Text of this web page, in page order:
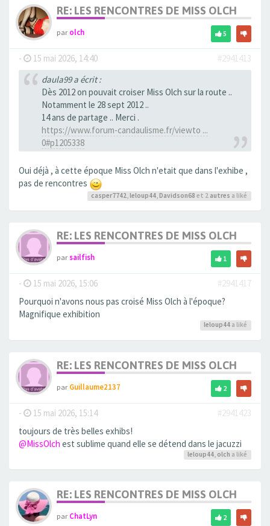
RE: LES RENCONTRES DE MISS OLCH
parolch 5
- 15 mai 2026, 14:40
#2941413
daula99 a écrit :
Dès 2012 on pouvait croiser Miss Olch sur la route ..
Notamment le 28 sept 2012 ..
14 ans de partage .. Merci .
https://www.forum-candaulisme.fr/viewto ...
0#p1205338
Oui déjà , à cette époque Miss Olch n'etait que dans l'exhibe ,
pas de rencontres
casper7742 leloup44 Davidson68 et 2 autres a liké
RE: LES RENCONTRES DE MISS OLCH
parsailfish 1
- 15 mai 2026, 15:06
#2941417
Pourquoi n'avons nous pas croisé Miss Olch à l'époque?
Magnifique exhibition
leloup44 a liké
RE: LES RENCONTRES DE MISS OLCH
parGuillaume2137 2
- 15 mai 2026, 15:14
#2941423
toujours de très belles exhibs!
@MissOlch est sublime quand elle se détend dans le jacuzzi
leloup44, olch a liké
RE: LES RENCONTRES DE MISS OLCH
parChatLyn 2